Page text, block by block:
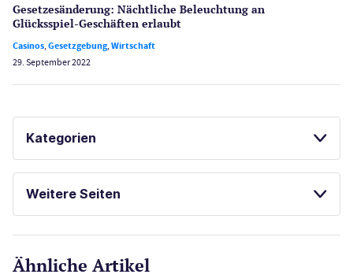
Gesetzes­änderung: Nächtliche Beleuch­tung an
Glücksspiel-Geschäften erlaubt
Casinos,Gesetzgebung,Wirtschaft
29. September 2022
Kategorien
Gesetzgebung
Weitere Seiten
CasinoOnline.de
Ähnliche Artikel